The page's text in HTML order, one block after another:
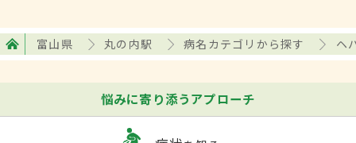
富山県 丸の内駅 病名カテゴリから探す ヘ
悩みに寄り添うアプローチ